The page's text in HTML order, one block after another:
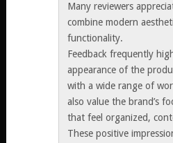
Many reviewers
combine modern
functionality.
Feedback frequently
appearance of the
with a wide range of
also value the brand’s
that feel organized,
These positive